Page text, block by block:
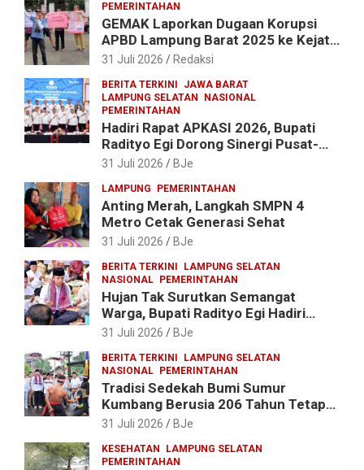
XXI/Radin Inten
PEMERINTAHAN
GEMAK Laporkan Dugaan Korupsi
APBD Lampung Barat 2025 ke Kejati
Lampung, Soroti Proyek Jalan
31 Juli 2026 Redaksi
BERITA TERKINI
JAWA BARAT
LAMPUNG SELATAN
NASIONAL
PEMERINTAHAN
Hadiri Rapat APKASI 2026, Bupati
Radityo Egi Dorong Sinergi Pusat-
Daerah untuk Percepat
31 Juli 2026 BJe
LAMPUNG PEMERINTAHAN
Anting Merah, Langkah SMPN 4
Metro Cetak Generasi Sehat
31 Juli 2026 BJe
BERITA TERKINI
LAMPUNG SELATAN
NASIONAL
PEMERINTAHAN
Hujan Tak Surutkan Semangat
Warga, Bupati Radityo Egi Hadiri
Tradisi Sedekah Bumi 206 Tahun di
31 Juli 2026 BJe
BERITA TERKINI
LAMPUNG SELATAN
NASIONAL
PEMERINTAHAN
Tradisi Sedekah Bumi Sumur
Kumbang Berusia 206 Tahun Tetap
Lestari, Bupati Egi Ajak Generasi
31 Juli 2026 BJe
KESEHATAN
LAMPUNG SELATAN
PEMERINTAHAN